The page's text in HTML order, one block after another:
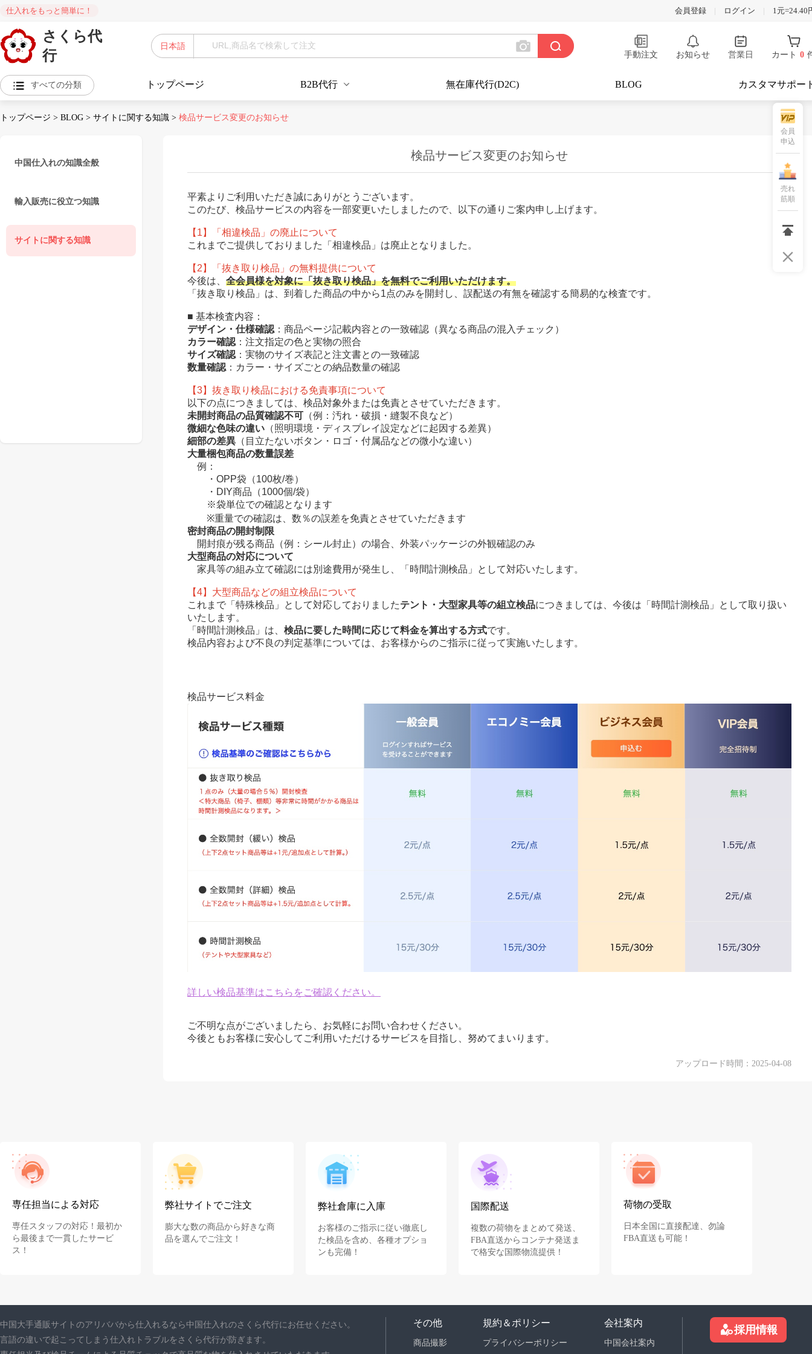
仕入れをもっと簡単に！ 会員登録 | ログイン | 1元=24.40
さくら代
行
日本語
手動注文
お知らせ 営業日 カート 0
すべての分類 トップページ B2B代行 無在庫代行(D2C) BLOG カスタマサポー
トップページ > BLOG > サイトに関する知識 > 検品サービス変更のお知らせ
中国仕入れの知識全般
輸入販売に役立つ知識
サイトに関する知識
検品サービス変更のお知らせ
平素よりご利用いただき誠にありがとうございます。
このたび、検品サービスの内容を一部変更いたしましたので、以下の通りご案内申し上げます。
【1】「相違検品」の廃止について
これまでご提供しておりました「相違検品」は廃止となりました。
【2】「抜き取り検品」の無料提供について
今後は、 全会員様を対象に「抜き取り検品」を無料でご利用いただけます。
「抜き取り検品」は、到着した商品の中から1点のみを開封し、誤配送の有無を確認する簡易的な検査です。
■ 基本検査内容：
デザイン・仕様確認 ：商品ページ記載内容との一致確認（異なる商品の混入チェック）
カラー確認 ：注文指定の色と実物の照合
サイズ確認 ：実物のサイズ表記と注文書との一致確認
数量確認 ：カラー・サイズごとの納品数量の確認
【3】抜き取り検品における免責事項について
以下の点につきましては、検品対象外または免責とさせていただきます。
未開封商品の品質確認不可 （例：汚れ・破損・縫製不良など）
微細な色味の違い （照明環境・ディスプレイ設定などに起因する差異）
細部の差異 （目立たないボタン・ロゴ・付属品などの微小な違い）
大量梱包商品の数量誤差
例：
・OPP袋（100枚/巻）
・DIY商品（1000個/袋）
※袋単位での確認となります
※重量での確認は、数％の誤差を免責とさせていただきます
密封商品の開封制限
開封痕が残る商品（例：シール封止）の場合、外装パッケージの外観確認のみ
大型商品の対応について
家具等の組み立て確認には別途費用が発生し、「時間計測検品」として対応いたします。
【4】大型商品などの組立検品について
これまで「特殊検品」として対応しておりましたテント・大型家具等の組立検品につきましては、今後は「時間計測検品」として取り扱い
いたします。
「時間計測検品」は、 検品に要した時間に応じて料金を算出する方式です。
検品内容および不良の判定基準については、お客様からのご指示に従って実施いたします。
検品サービス料金
詳しい検品基準はこちらをご確認ください。
ご不明な点がございましたら、お気軽にお問い合わせください。
今後ともお客様に安心してご利用いただけるサービスを目指し、努めてまいります。
アップロード時間：2025-04-08
専任担当による対応
専任スタッフの対応！最初か
ら最後まで一貫したサービ
ス！
弊社サイトでご注文
膨大な数の商品から好きな商
品を選んでご注文！
弊社倉庫に入庫
お客様のご指示に従い徹底し
た検品を含め、各種オプショ
ンも完備！
国際配送
複数の荷物をまとめて発送、
FBA直送からコンテナ発送ま
で格安な国際物流提供！
荷物の受取
日本全国に直接配達、勿論
FBA直送も可能！
中国大手通販サイトのアリババから仕入れるなら中国仕入れのさくら代行にお任せください。
言語の違いで起こってしまう仕入れトラブルをさくら代行が防ぎます。
その他
商品撮影
規約＆ポリシー
プライバシーポリシー
会社案内
中国会社案内
採用情報
会員
申込
売れ
筋順